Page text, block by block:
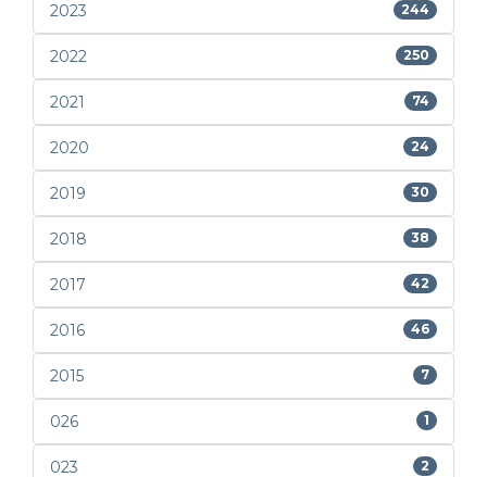
2023 244
2022 250
2021 74
2020 24
2019 30
2018 38
2017 42
2016 46
2015 7
026 1
023 2